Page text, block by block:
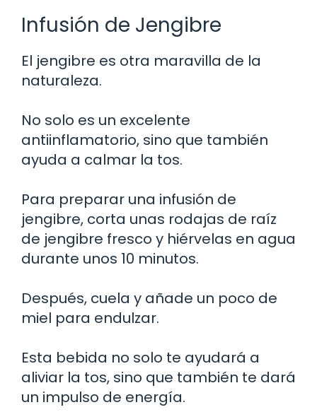
Infusión de Jengibre
El jengibre es otra maravilla de la
naturaleza.
No solo es un excelente
antiinflamatorio, sino que también
ayuda a calmar la tos.
Para preparar una infusión de
jengibre, corta unas rodajas de raíz
de jengibre fresco y hiérvelas en agua
durante unos 10 minutos.
Después, cuela y añade un poco de
miel para endulzar.
Esta bebida no solo te ayudará a
aliviar la tos, sino que también te dará
un impulso de energía.